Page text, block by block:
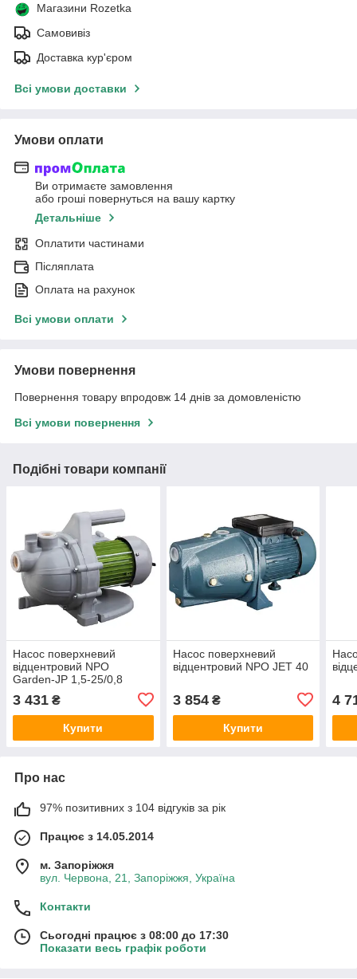
Магазини Rozetka
Самовивіз
Доставка кур'єром
Всі умови доставки
Умови оплати
Ви отримаєте замовлення
або гроші повернуться на вашу картку
Детальніше
Оплатити частинами
Післяплата
Оплата на рахунок
Всі умови оплати
Умови повернення
Повернення товару впродовж 14 днів за домовленістю
Всі умови повернення
Подібні товари компанії
Насос поверхневий
відцентровий NPO
Garden-JP 1,5-25/0,8
3 431 ₴
Купити
Насос поверхневий
відцентровий NPO JET 40
3 854₴
Купити
4
Про нас
97% позитивних з 104 відгуків за рік
Працює з 14.05.2014
м. Запоріжжя
вул. Червона, 21, Запоріжжя, Україна
Контакти
Сьогодні працює з 08:00 до 17:30
Показати весь графік роботи